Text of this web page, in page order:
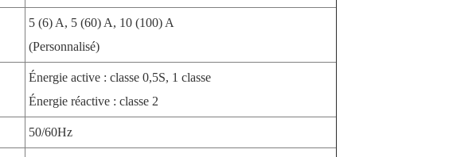
5 (6) A, 5 (60) A, 10 (100) A
(Personnalisé)
Énergie active : classe 0,5S, 1 classe
Énergie réactive : classe 2
50/60Hz